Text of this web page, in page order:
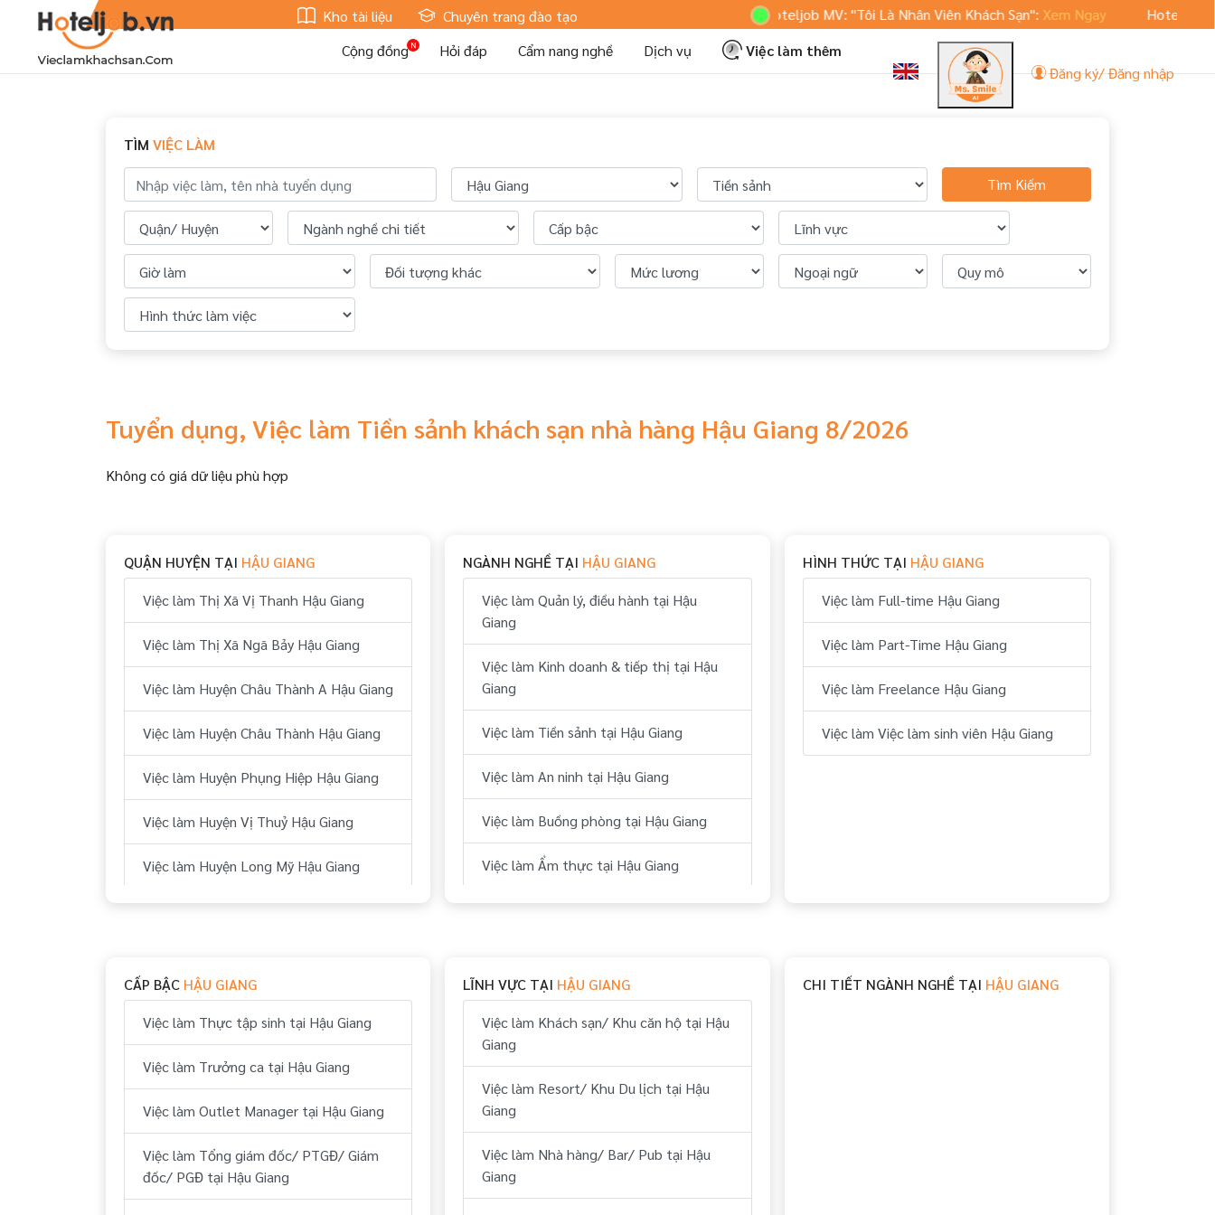
Kho tài liệu Chuyên trang đào tạo Hoteljob MV: "Tôi Là Nhân Viên Khách Sạn":Xem Ngay
Hoteljob.vn
Cộng đồng
Hỏi đáp Cẩm nang nghề Dịch vụ
Việc làm thêm
Đăng ký/ Đăng nhập
TÌM VIỆC LÀM
Tìm Kiếm
Tuyển dụng, Việc làm Tiền sảnh khách sạn nhà hàng Hậu Giang 8/2026
Không có giá dữ liệu phù hợp
QUẬN HUYỆN TẠI HẬU GIANG
Việc làm Thị Xã Vị Thanh Hậu Giang
Việc làm Thị Xã Ngã Bảy Hậu Giang
Việc làm Huyện Châu Thành A Hậu Giang
Việc làm Huyện Châu Thành Hậu Giang
Việc làm Huyện Phụng Hiệp Hậu Giang
Việc làm Huyện Vị Thuỷ Hậu Giang
Việc làm Huyện Long Mỹ Hậu Giang
NGÀNH NGHỀ TẠI HẬU GIANG
Việc làm Quản lý, điều hành tại Hậu
Giang
Việc làm Kinh doanh & tiếp thị tại Hậu
Giang
Việc làm Tiền sảnh tại Hậu Giang
Việc làm An ninh tại Hậu Giang
Việc làm Buồng phòng tại Hậu Giang
Việc làm Ẩm thực tại Hậu Giang
Việc làm Vui chơi & giải trí tại Hậu Giang
Việc làm Hành chính, nhân sự tại Hậu
Giang
Việc làm Tài chính, kế toán tại Hậu
Giang
Việc làm Kỹ thuật tại Hậu Giang
HÌNH THỨC TẠI HẬU GIANG
Việc làm Full-time Hậu Giang
Việc làm Part-Time Hậu Giang
Việc làm Freelance Hậu Giang
Việc làm Việc làm sinh viên Hậu Giang
CẤP BẬC HẬU GIANG
Việc làm Thực tập sinh tại Hậu Giang
Việc làm Trưởng ca tại Hậu Giang
Việc làm Outlet Manager tại Hậu Giang
Việc làm Tổng giám đốc/ PTGĐ/ Giám
đốc/ PGĐ tại Hậu Giang
LĨNH VỰC TẠI HẬU GIANG
Việc làm Khách sạn/ Khu căn hộ tại Hậu
Giang
Việc làm Resort/ Khu Du lịch tại Hậu
Giang
Việc làm Nhà hàng/ Bar/ Pub tại Hậu
Giang
CHI TIẾT NGÀNH NGHỀ TẠI HẬU GIANG